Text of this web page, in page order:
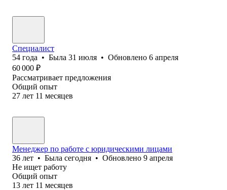
Специалист
54 года • Была 31 июля • Обновлено 6 апреля
60 000 ₽
Рассматривает предложения
Общий опыт
27 лет 11 месяцев
Менеджер по работе с юридическими лицами
36 лет • Была сегодня • Обновлено 9 апреля
Не ищет работу
Общий опыт
13 лет 11 месяцев